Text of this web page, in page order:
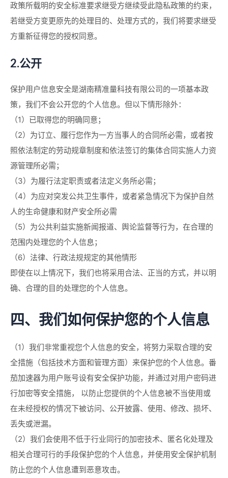
政策所载明的安全标准要求继受方继续受此隐私政策的约束，
若继受方变更原先的处理目的、处理方式的，我们将要求继受
方重新征得您的授权同意。
2.公开
保护用户信息安全是湖南精准量科技有限公司的一项基本政
策，我们不会公开您的个人信息。但以下情形除外：
（1）已取得您的明确同意；
（2）为订立、履行您作为一方当事人的合同所必需，或者按
照依法制定的劳动规章制度和依法签订的集体合同实施人力资
源管理所必需；
（3）为履行法定职责或者法定义务所必需；
（4）为应对突发公共卫生事件，或者紧急情况下为保护自然
人的生命健康和财产安全所必需
（5）为公共利益实施新闻报道、舆论监督等行为，在合理的
范围内处理您的个人信息；
（6）法律、行政法规规定的其他情形
即使在以上情况下，我们也将采用合法、正当的方式，并以明
确、合理的目的处理您的个人信息。
四、我们如何保护您的个人信息
（1）我们非常重视您个人信息的安全，将努力采取合理的安
全措施（包括技术方面和管理方面）来保护您的个人信息。番
茄加速器为用户账号设有安全保护功能，并通过对用户密码进
行加密等安全措施， 以防止您提供的个人信息被不当使用或
在未经授权的情况下被访问、公开披露、使用、修改、损坏、
丢失或泄漏。
（2）我们会使用不低于行业同行的加密技术、匿名化处理及
相关合理可行的手段保护您的个人信息，并使用安全保护机制
防止您的个人信息遭到恶意攻击。